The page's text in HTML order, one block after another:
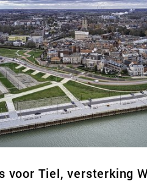
voor Tiel, versterking